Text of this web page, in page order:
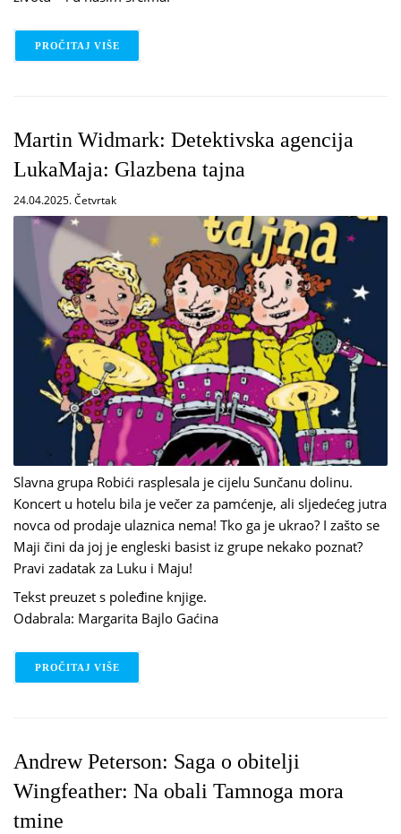
PROČITAJ VIŠE
Martin Widmark: Detektivska agencija
LukaMaja: Glazbena tajna
24.04.2025. Četvrtak
Slavna grupa Robići rasplesala je cijelu Sunčanu dolinu.
Koncert u hotelu bila je večer za pamćenje, ali sljedećeg jutra
novca od prodaje ulaznica nema! Tko ga je ukrao? I zašto se
Maji čini da joj je engleski basist iz grupe nekako poznat?
Pravi zadatak za Luku i Maju!
Tekst preuzet s poleđine knjige.
Odabrala: Margarita Bajlo Gaćina
PROČITAJ VIŠE
Andrew Peterson: Saga o obitelji
Wingfeather: Na obali Tamnoga mora
tmine